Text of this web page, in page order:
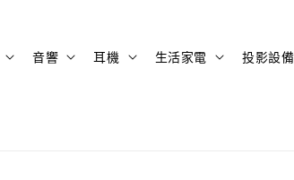
音響 耳機 生活家電 投影設備